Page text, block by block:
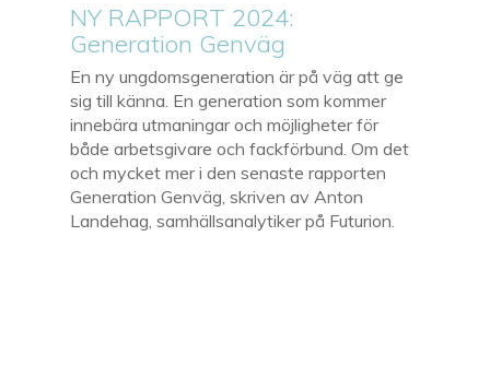
NY RAPPORT 2024:
Generation Genväg
En ny ungdomsgeneration är på väg att ge
sig till känna. En generation som kommer
innebära utmaningar och möjligheter för
både arbetsgivare och fackförbund. Om det
och mycket mer i den senaste rapporten
Generation Genväg, skriven av Anton
Landehag, samhällsanalytiker på Futurion.